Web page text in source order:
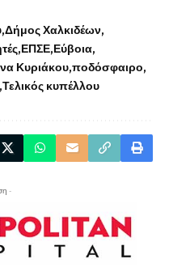
Δήμος Χαλκιδέων
ΕΠΣΕ Εύβοια
Κυριάκου ποδόσφαιρο
Τελικός κυπέλλου
-